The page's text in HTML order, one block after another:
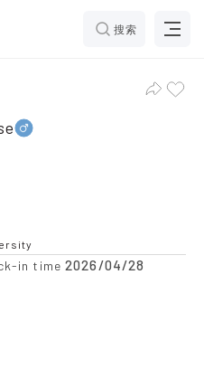
搜索
Shui Wai Tuition
in time2026/04/28